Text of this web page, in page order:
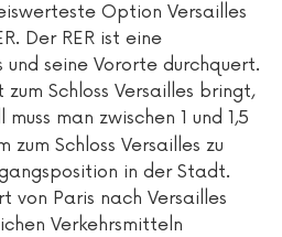
Option Versailles
Der RER ist eine
und seine Vororte durchquert.
Schloss Versailles bringt,
muss man zwischen 1 und 1,5
zum Schloss Versailles zu
in der Stadt.
von Paris nach Versailles
Verkehrsmitteln